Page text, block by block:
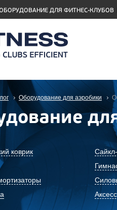
ДЛЯ ФИТНЕС-КЛУБОВ
Оборудование для аэробики
коврик